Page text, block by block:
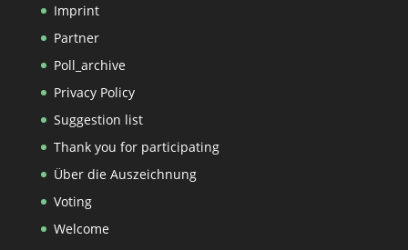
Imprint
Partner
Poll_archive
Privacy Policy
Suggestion list
Thank you for participating
Über die Auszeichnung
Voting
Welcome